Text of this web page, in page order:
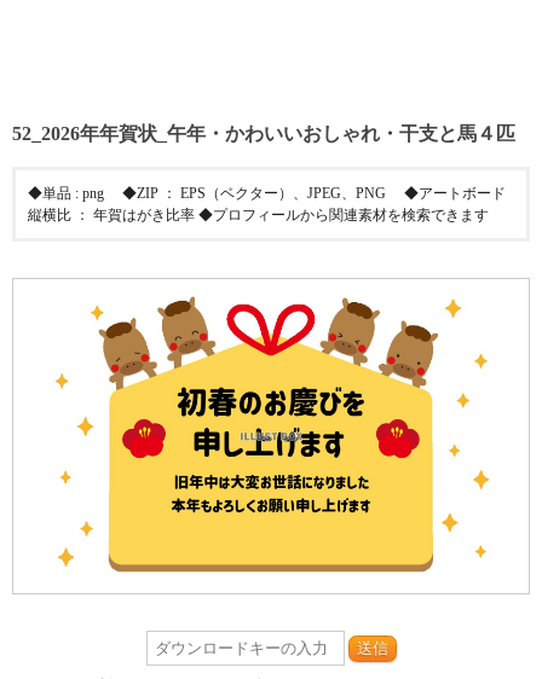
52_2026年年賀状_午年・かわいいおしゃれ・干支と馬４匹
◆単品 : png ◆ZIP ： EPS（ベクター）、JPEG、PNG ◆アートボード
縦横比 ： 年賀はがき比率 ◆プロフィールから関連素材を検索できます
送信